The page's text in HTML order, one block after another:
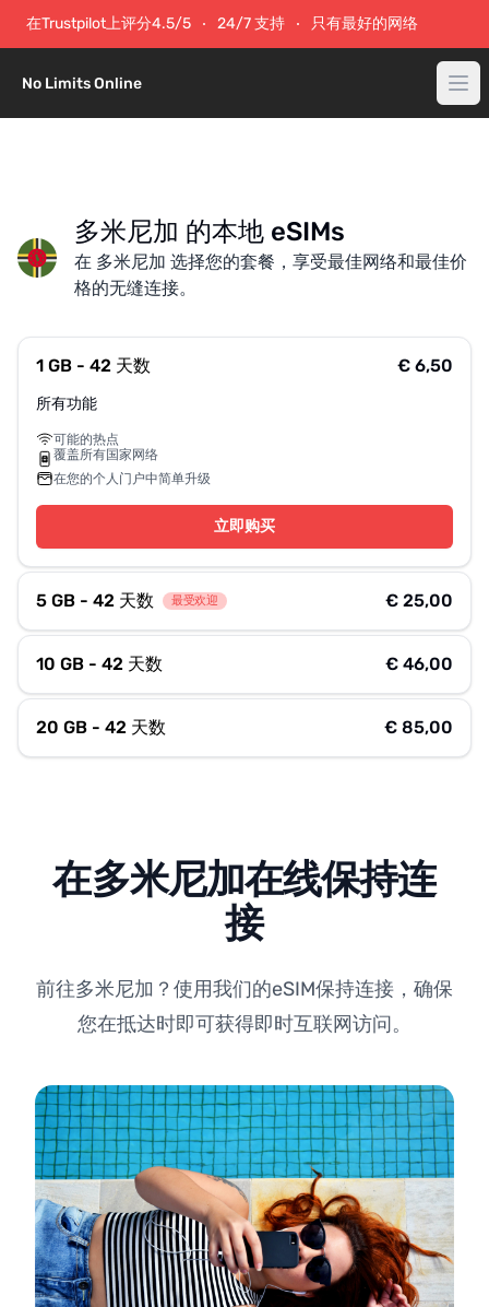
在Trustpilot上评分4.5/5 24/7 支持 只有最好的网络
No Limits Online
多米尼加 的本地 eSIMs
在 多米尼加 选择您的套餐，享受最佳网络和最佳价
格的无缝连接。
1 GB - 42 天数 € 6,50
所有功能
可能的热点
覆盖所有国家网络
在您的个人门户中简单升级
立即购买
5 GB - 42 天数 最受欢迎 € 25,00
10 GB - 42 天数 € 46,00
20 GB - 42 天数 € 85,00
在多米尼加在线保持连
接
前往多米尼加？使用我们的eSIM保持连接，确保
您在抵达时即可获得即时互联网访问。